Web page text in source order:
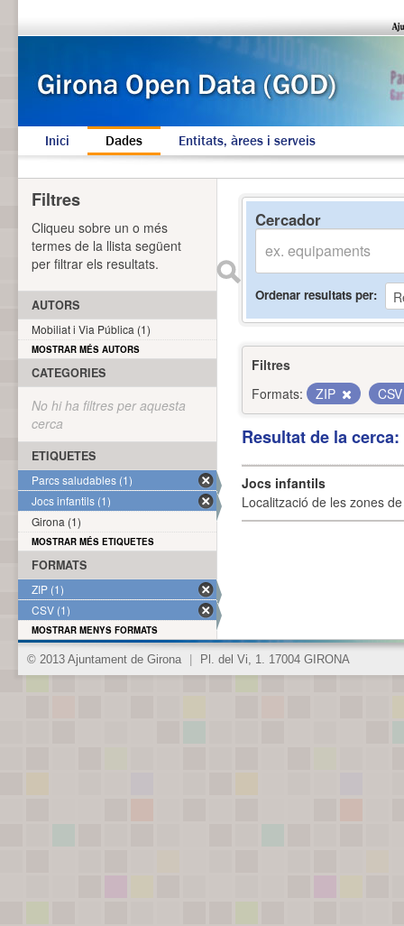
Inici Dades Entitats, àrees i serveis
Cercador
Ordenar resultats per
Filtres
Formats:
ZIP
Resultat de la
Jocs infantils
Localització de les zones
Filtres
Cliqueu sobre un o més
termes de la llista següent
per filtrar els resultats.
AUTORS
Mobiliat i Via Pública (1)
MOSTRAR MÉS AUTORS
CATEGORIES
No hi ha filtres per aquesta
cerca
ETIQUETES
Parcs saludables (1)
Jocs infantils (1)
Girona (1)
MOSTRAR MÉS ETIQUETES
FORMATS
ZIP (1)
CSV (1)
MOSTRAR MENYS FORMATS
© 2013 Ajuntament de Girona Pl. del Vi, 1. 17004 GIRONA